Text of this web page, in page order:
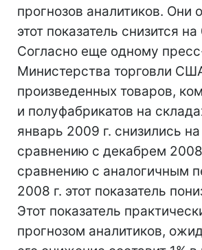
прогнозов аналитиков. Они
этот показатель снизится на
Согласно еще одному
Министерства торговли
произведенных товаров,
и полуфабрикатов на
январь 2009 г. снизились на
сравнению с декабрем
сравнению с аналогичным
2008 г. этот показатель
Этот показатель
прогнозом аналитиков,